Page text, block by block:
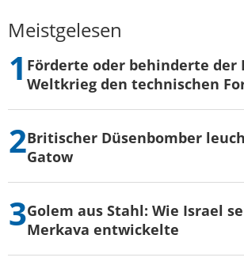
Meistgelesen
Förderte oder behinderte der
Weltkrieg den technischen
Britischer Düsenbomber
Gatow
Golem aus Stahl: Wie Israel
Merkava entwickelte